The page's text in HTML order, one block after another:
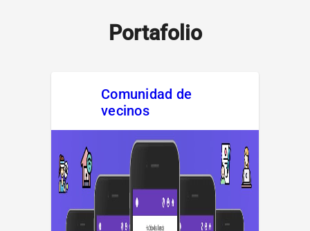
Portafolio
Comunidad de
vecinos